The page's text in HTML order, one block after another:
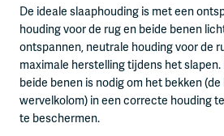
De ideale slaaphouding is met een
houding voor de rug en beide benen
ontspannen, neutrale houding voor de
maximale herstelling tijdens het
beide benen is nodig om het bekken
wervelkolom) in een correcte houding
te beschermen.